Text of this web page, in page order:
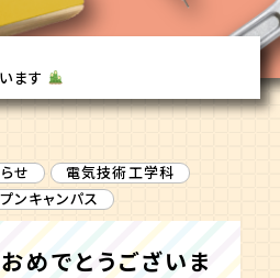
ます
せ
電気技術工学科
ンキャンパス
めでとうございま